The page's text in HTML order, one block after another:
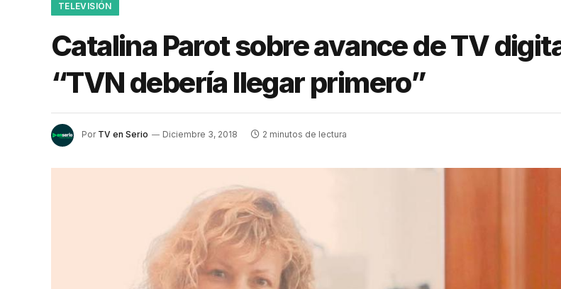
TELEVISIÓN
Catalina Parot sobre avance de TV
“TVN debería llegar primero”
Por TV en Serio Diciembre 3, 2018 2 minutos de lectura